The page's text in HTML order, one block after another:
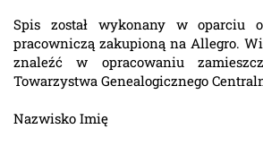
Spis został wykonany w oparciu
pracowniczą zakupioną na Allegro.
znaleźć w opracowaniu
Towarzystwa Genealogicznego
Nazwisko Imię